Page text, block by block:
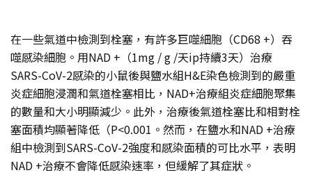
在一些氣道中檢測到栓塞，有許多巨噬細胞（CD68 +）吞
噬感染細胞。用NAD +（1mg / g /天ip持續3天）治療
SARS-CoV-2感染的小鼠後與鹽水組H&E染色檢測到的嚴重
炎症細胞浸潤和氣道栓塞相比，NAD+治療組炎症細胞聚集
的數量和大小明顯減少。此外，治療後氣道栓塞比和相對栓
塞面積均顯著降低（P<0.001。然而，在鹽水和NAD +治療
組中檢測到SARS-CoV-2強度和感染面積的可比水平，表明
NAD +治療不會降低感染速率，但緩解了其症狀。